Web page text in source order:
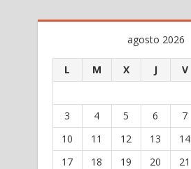
agosto 2026
L M X J V
3
4 5 6 7
10
11 12 13 14
17
18 19 20 21